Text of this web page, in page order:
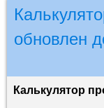
обновлен
Калькулятор